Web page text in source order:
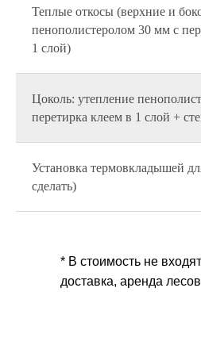
Теплые откосы (верхние и
пенополистеролом 30 мм с
1 слой)
Цоколь: утепление
перетирка клеем в 1 слой +
Установка термовкладышей
сделать)
* В стоимость не
доставка, аренда лесов